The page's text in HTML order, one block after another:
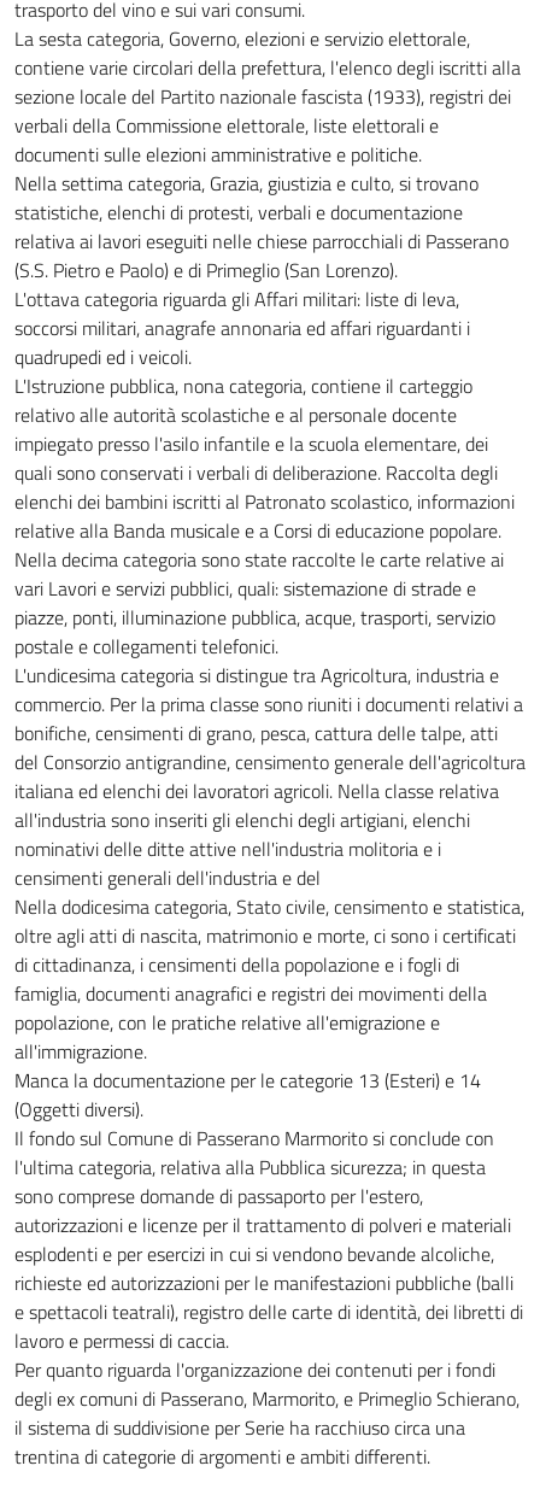
trasporto del vino e sui vari consumi.
La sesta categoria, Governo, elezioni e servizio elettorale,
contiene varie circolari della prefettura, l'elenco degli iscritti alla
sezione locale del Partito nazionale fascista (1933), registri dei
verbali della Commissione elettorale, liste elettorali e
documenti sulle elezioni amministrative e politiche.
Nella settima categoria, Grazia, giustizia e culto, si trovano
statistiche, elenchi di protesti, verbali e documentazione
relativa ai lavori eseguiti nelle chiese parrocchiali di Passerano
(S.S. Pietro e Paolo) e di Primeglio (San Lorenzo).
L'ottava categoria riguarda gli Affari militari: liste di leva,
soccorsi militari, anagrafe annonaria ed affari riguardanti i
quadrupedi ed i veicoli.
L'Istruzione pubblica, nona categoria, contiene il carteggio
relativo alle autorità scolastiche e al personale docente
impiegato presso l'asilo infantile e la scuola elementare, dei
quali sono conservati i verbali di deliberazione. Raccolta degli
elenchi dei bambini iscritti al Patronato scolastico, informazioni
relative alla Banda musicale e a Corsi di educazione popolare.
Nella decima categoria sono state raccolte le carte relative ai
vari Lavori e servizi pubblici, quali: sistemazione di strade e
piazze, ponti, illuminazione pubblica, acque, trasporti, servizio
postale e collegamenti telefonici.
L'undicesima categoria si distingue tra Agricoltura, industria e
commercio. Per la prima classe sono riuniti i documenti relativi a
bonifiche, censimenti di grano, pesca, cattura delle talpe, atti
del Consorzio antigrandine, censimento generale dell'agricoltura
italiana ed elenchi dei lavoratori agricoli. Nella classe relativa
all'industria sono inseriti gli elenchi degli artigiani, elenchi
nominativi delle ditte attive nell'industria molitoria e i
censimenti generali dell'industria e del
Nella dodicesima categoria, Stato civile, censimento e statistica,
oltre agli atti di nascita, matrimonio e morte, ci sono i certificati
di cittadinanza, i censimenti della popolazione e i fogli di
famiglia, documenti anagrafici e registri dei movimenti della
popolazione, con le pratiche relative all'emigrazione e
all'immigrazione.
Manca la documentazione per le categorie 13 (Esteri) e 14
(Oggetti diversi).
Il fondo sul Comune di Passerano Marmorito si conclude con
l'ultima categoria, relativa alla Pubblica sicurezza; in questa
sono comprese domande di passaporto per l'estero,
autorizzazioni e licenze per il trattamento di polveri e materiali
esplodenti e per esercizi in cui si vendono bevande alcoliche,
richieste ed autorizzazioni per le manifestazioni pubbliche (balli
e spettacoli teatrali), registro delle carte di identità, dei libretti di
lavoro e permessi di caccia.
Per quanto riguarda l'organizzazione dei contenuti per i fondi
degli ex comuni di Passerano, Marmorito, e Primeglio Schierano,
il sistema di suddivisione per Serie ha racchiuso circa una
trentina di categorie di argomenti e ambiti differenti.